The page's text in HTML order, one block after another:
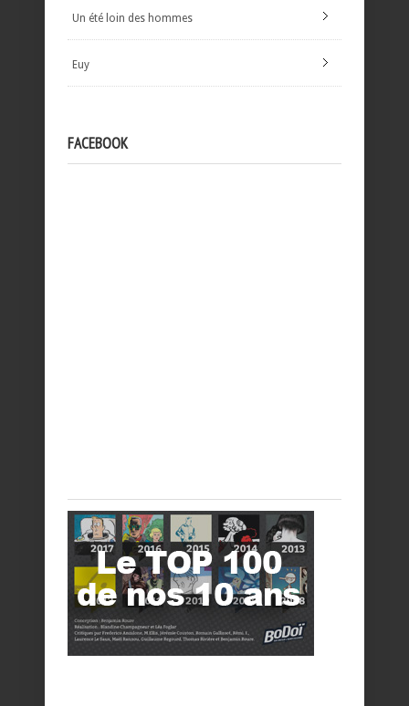
Un été loin des hommes
Euy
FACEBOOK